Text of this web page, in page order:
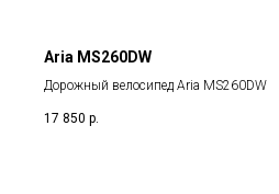
Aria MS260DW
Дорожный велосипед Aria MS260DW
17 850 р.